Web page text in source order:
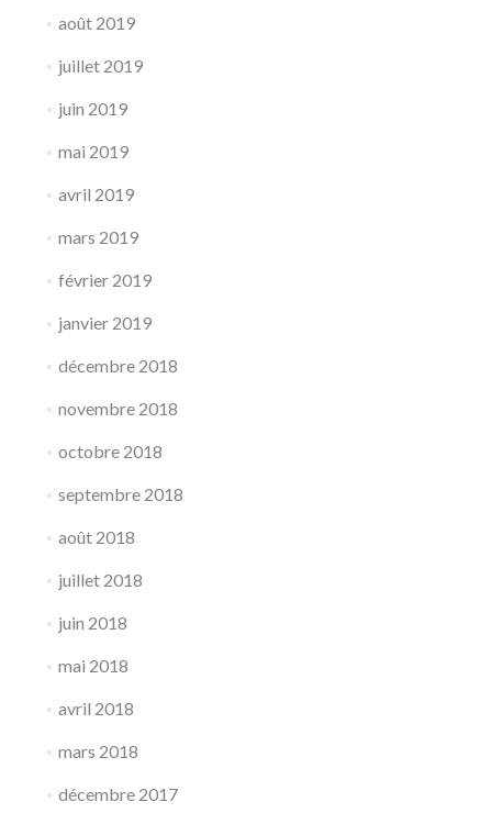
août 2019
juillet 2019
juin 2019
mai 2019
avril 2019
mars 2019
février 2019
janvier 2019
décembre 2018
novembre 2018
octobre 2018
septembre 2018
août 2018
juillet 2018
juin 2018
mai 2018
avril 2018
mars 2018
décembre 2017